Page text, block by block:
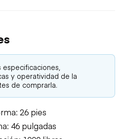
especificaciones,
y operatividad de la
de comprarla.
26 pies
46 pulgadas